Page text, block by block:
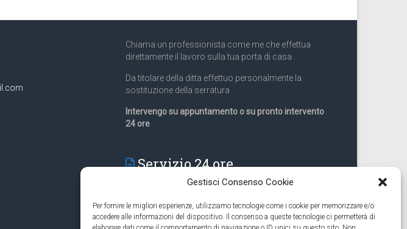
Gestisci Consenso Cookie
Per fornire le migliori esperienze, utilizziamo tecnologie come i cookie per memorizzare e/o
accedere alle informazioni del dispositivo. Il consenso a queste tecnologie ci permetterà di
Chiama un professionista come me che effettua
direttamente il lavoro sulla tua porta di casa .
Da titolare della ditta effettuo personalmente la
sostituzione della serratura .
Intervengo su appuntamento o su pronto intervento
24 ore
Servizio 24 ore
Eseguiamo anche lavori di apertura porte pronto